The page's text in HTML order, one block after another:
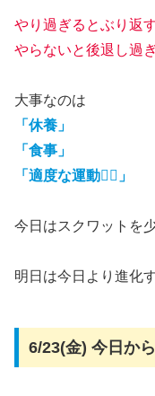
やり過ぎるとぶり返
やらないと後退し過
大事なのは
「休養」
「食事」
「適度な運動🏃‍♂️」
今日はスクワットを
明日は今日より進化
6/23(金) 今日か